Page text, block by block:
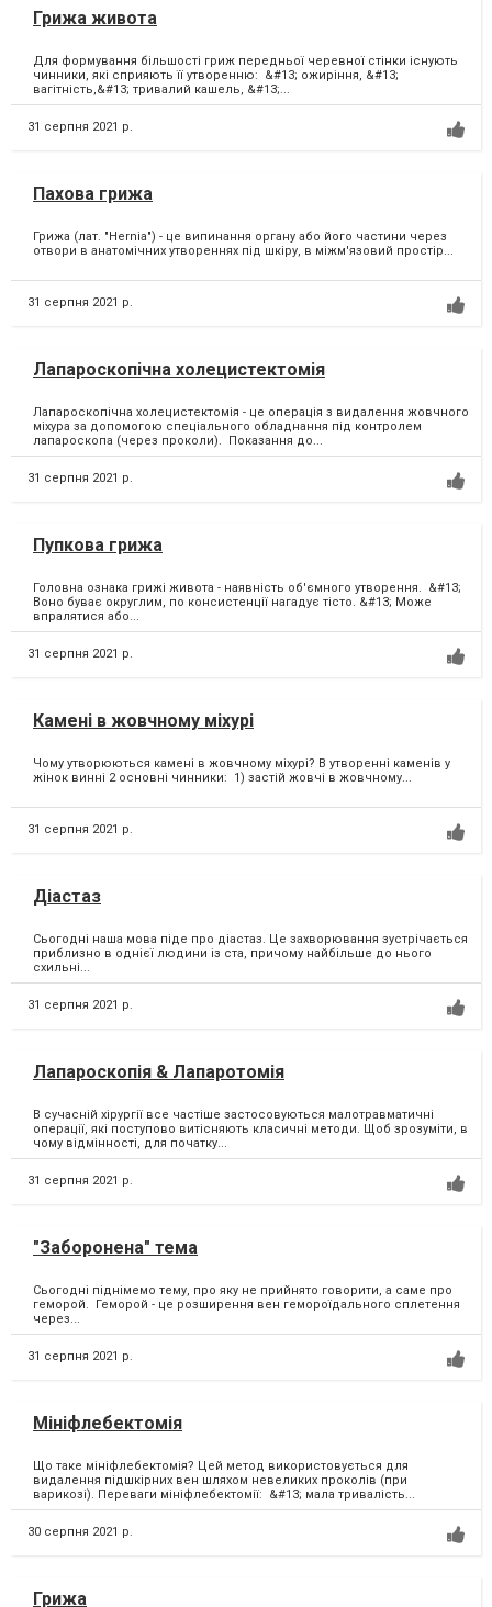
Грижа живота
Для формування більшості гриж передньої черевної стінки існують
чинники, які сприяють її утворенню: &#13; ожиріння, &#13;
вагітність,&#13; тривалий кашель, &#13;...
31 серпня 2021 р.
Пахова грижа
Грижа (лат. "Hernia") - це випинання органу або його частини через
отвори в анатомічних утвореннях під шкіру, в міжм'язовий простір...
31 серпня 2021 р.
Лапароскопічна холецистектомія
Лапароскопічна холецистектомія - це операція з видалення жовчного
міхура за допомогою спеціального обладнання під контролем
лапароскопа (через проколи). Показання до...
31 серпня 2021 р.
Пупкова грижа
Головна ознака грижі живота - наявність об'ємного утворення. &#13;
Воно буває округлим, по консистенції нагадує тісто. &#13; Може
впралятися або...
31 серпня 2021 р.
Камені в жовчному міхурі
Чому утворюються камені в жовчному міхурі? В утворенні каменів у
жінок винні 2 основні чинники: 1) застій жовчі в жовчному...
31 серпня 2021 р.
Діастаз
Сьогодні наша мова піде про діастаз. Це захворювання зустрічається
приблизно в однієї людини із ста, причому найбільше до нього
схильні...
31 серпня 2021 р.
Лапароскопія & Лапаротомія
В сучасній хірургії все частіше застосовуються малотравматичні
операції, які поступово витісняють класичні методи. Щоб зрозуміти, в
чому відмінності, для початку...
31 серпня 2021 р.
"Заборонена" тема
Сьогодні піднімемо тему, про яку не прийнято говорити, а саме про
геморой. Геморой - це розширення вен гемороїдального сплетення
через...
31 серпня 2021 р.
Мініфлебектомія
Що таке мініфлебектомія? Цей метод використовується для
видалення підшкірних вен шляхом невеликих проколів (при
варикозі). Переваги мініфлебектомії: &#13; мала тривалість...
30 серпня 2021 р.
Грижа